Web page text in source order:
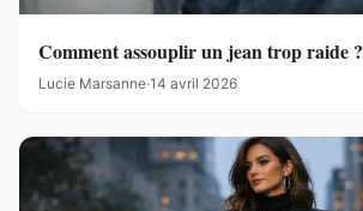
Comment assouplir un jean trop raide ?
Lucie Marsanne·14 avril 2026